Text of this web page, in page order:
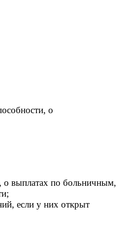
о
о выплатах по больничным,
если у них открыт